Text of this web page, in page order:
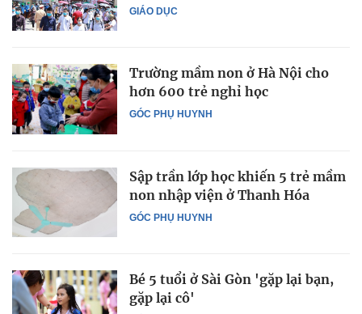
GIÁO DỤC
GÓC PHỤ HUYNH
Trường mầm non ở Hà Nội cho
hơn 600 trẻ nghỉ học
GÓC PHỤ HUYNH
Sập trần lớp học khiến 5 trẻ mầm
non nhập viện ở Thanh Hóa
Bé 5 tuổi ở Sài Gòn 'gặp lại bạn,
gặp lại cô'